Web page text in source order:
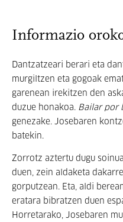
Informazio
Dantzatzeari berari eta
murgiltzen eta gogoak
garenean irekitzen den
duzue honakoa. Bailar por
genezake. Josebaren
batekin.
Zorrotz aztertu dugu
duen, zein aldaketa
gorputzean. Eta, aldi
eratara bibratzen duen
Horretarako, Josebaren